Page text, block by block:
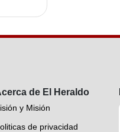
de El Heraldo
y Misión
de privacidad